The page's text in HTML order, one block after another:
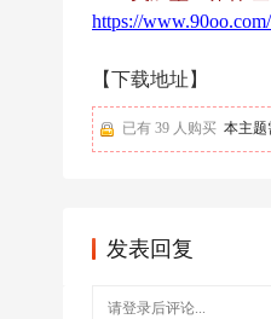
https://
【下载地址】
已有 39 人购买 本主题
发表回复